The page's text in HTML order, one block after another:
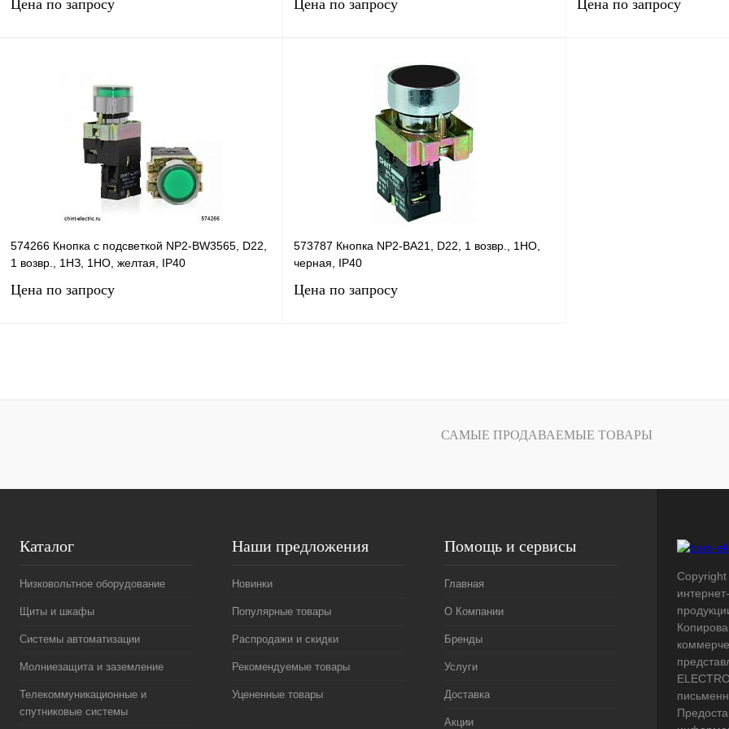
Цена по запросу
Купить в 1 клик
наличии
Цена по запросу
Запросить цену
Купить в 1 клик Сравнение
наличии
Цена по запросу
574266 Кнопка с подсветкой NP2-BW3565, D22,
1 возвр., 1НЗ, 1НО, желтая, IP40
Цена по запросу
Купить в 1 клик Сравнение
573787 Кнопка NP2-BA21, D22, 1 возвр., 1НО,
черная, IP40
Цена по запросу
Купить в 1 клик Сравнение
САМЫЕ ПРОДАВАЕМЫЕ ТОВАРЫ
Каталог
Низковольтное оборудование
Щиты и шкафы
Системы автоматизации
Молниезащита и заземление
Телекоммуникационные и
спутниковые системы
Наши предложения
Новинки
Популярные товары
Распродажи и скидки
Рекомендуемые товары
Уцененные товары
Помощь и сервисы
Главная
О Компании
Бренды
Услуги
Доставка
Акции